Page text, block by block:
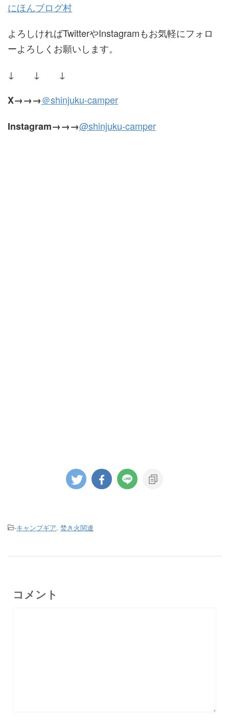
にほんブログ村
よろしければTwitterやInstagramもお気軽にフォロ
ーよろしくお願いします。
↓ ↓ ↓
X→→→＠shinjuku-camper
Instagram→→→@shinjuku-camper
-キャンプギア, 焚き火関連
コメント